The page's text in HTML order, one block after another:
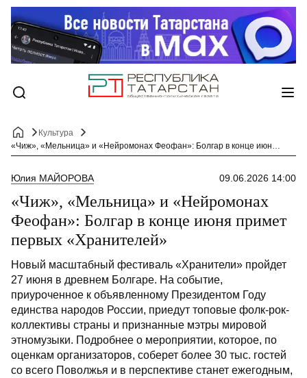
Культура
«Чиж», «Мельница» и «Нейромонах Феофан»: Болгар в конце июня примет первых «Хранителей»
Юлия МАЙОРОВА 09.06.2026 14:00
«Чиж», «Мельница» и «Нейромонах
Феофан»: Болгар в конце июня примет
первых «Хранителей»
Новый масштабный фестиваль «Хранители» пройдет
27 июня в древнем Болгаре. На событие,
приуроченное к объявленному Президентом Году
единства народов России, приедут топовые фолк-рок-
коллективы страны и признанные мэтры мировой
этномузыки. Подробнее о мероприятии, которое, по
оценкам организаторов, соберет более 30 тыс. гостей
со всего Поволжья и в перспективе станет ежегодным,